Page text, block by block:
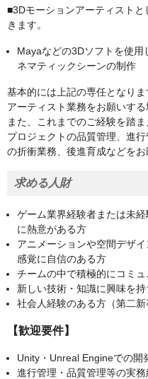
■3Dモーションアーティスト
きます。
Mayaなどの3Dソフトを使
ネマティックシーンの制作
基本的には上記の専任となり
アーティスト業務をお願いする
また、これまでのご経験を踏
プロジェクトの品質管理、進
の折衝業務、後進育成などをお
求める人財
ゲーム業界経験者または未
に熱意がある方
アニメーションや空間デザ
感覚に自信のある方
チームの中で積極的にコミ
新しい技術・知識に興味を
社会人経験のある方（第二新
【歓迎要件】
Unity・Unreal Engineでの開
進行管理・品質管理等の実